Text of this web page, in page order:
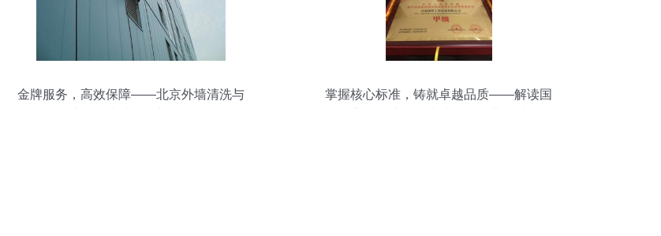
金牌服务，高效保障——北京外墙清洗与
掌握核心标准，铸就卓越品质——解读国